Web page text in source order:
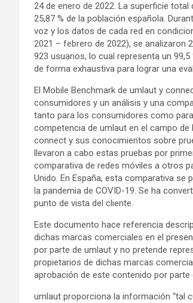
24 de enero de 2022. La superficie
25,87 % de la población española.
voz y los datos de cada red en
2021 – febrero de 2022), se analizaron
923 usuarios, lo cual representa un
de forma exhaustiva para lograr una
El Mobile Benchmark de umlaut y
consumidores y un análisis y una
tanto para los consumidores como
competencia de umlaut en el campo
connect y sus conocimientos sobre
llevaron a cabo estas pruebas por
comparativa de redes móviles a otros
Unido. En España, esta comparativa
la pandemia de COVID-19. Se ha
punto de vista del cliente.
Este documento hace referencia
dichas marcas comerciales en el
por parte de umlaut y no pretende
propietarios de dichas marcas
aprobación de este contenido por
umlaut proporciona la información “tal